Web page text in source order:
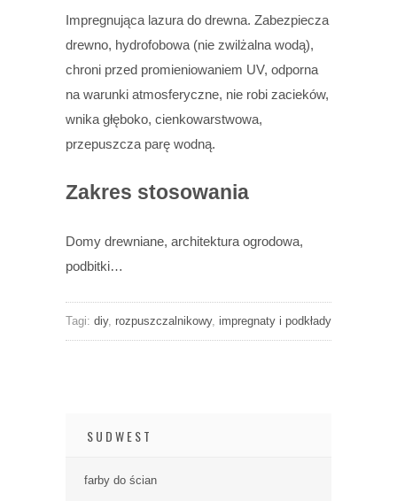
Impregnująca lazura do drewna. Zabezpiecza
drewno, hydrofobowa (nie zwilżalna wodą),
chroni przed promieniowaniem UV, odporna
na warunki atmosferyczne, nie robi zacieków,
wnika głęboko, cienkowarstwowa,
przepuszcza parę wodną.
Zakres stosowania
Domy drewniane, architektura ogrodowa,
podbitki…
Tagi: diy, rozpuszczalnikowy, impregnaty i podkłady
SUDWEST
farby do ścian